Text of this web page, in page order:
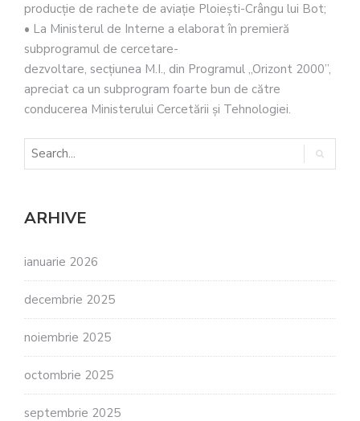
producţie de rachete de aviaţie Ploieşti-Crângu lui Bot;
• La Ministerul de Interne a elaborat în premieră
subprogramul de cercetare-
dezvoltare, secţiunea M.I., din Programul „Orizont 2000”,
apreciat ca un subprogram foarte bun de către
conducerea Ministerului Cercetării şi Tehnologiei.
ARHIVE
ianuarie 2026
decembrie 2025
noiembrie 2025
octombrie 2025
septembrie 2025